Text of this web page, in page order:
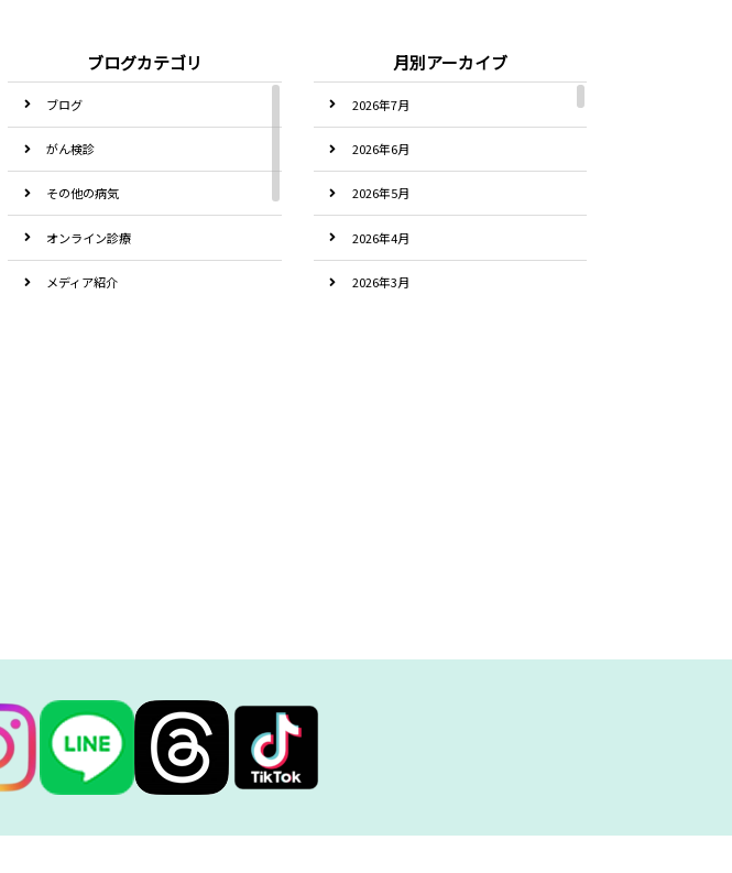
ブログカテゴリ
ブログ
がん検診
その他の病気
オンライン診療
メディア紹介
月別アーカイブ
2026年7月
2026年6月
2026年5月
2026年4月
2026年3月